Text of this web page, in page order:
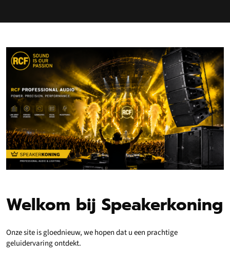
Welkom bij Speakerkoning
Onze site is gloednieuw, we hopen dat u een prachtige
geluidervaring ontdekt.